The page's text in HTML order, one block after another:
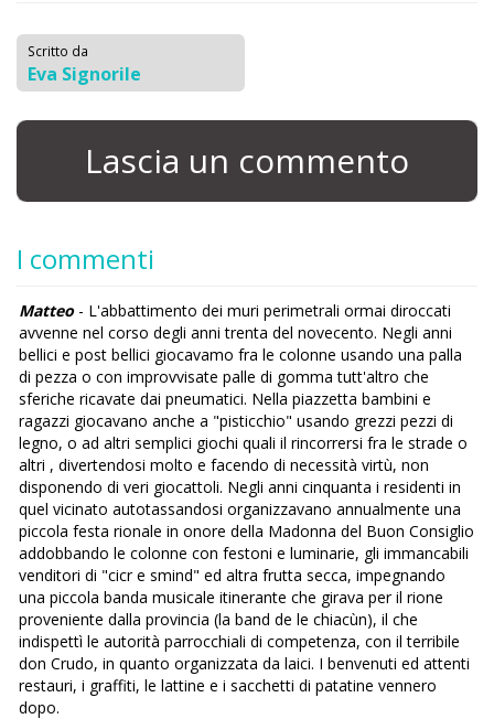
Scritto da
Eva Signorile
Lascia un commento
I commenti
Matteo- L'abbattimento dei muri perimetrali ormai diroccati
avvenne nel corso degli anni trenta del novecento. Negli anni
bellici e post bellici giocavamo fra le colonne usando una palla
di pezza o con improvvisate palle di gomma tutt'altro che
sferiche ricavate dai pneumatici. Nella piazzetta bambini e
ragazzi giocavano anche a "pisticchio" usando grezzi pezzi di
legno, o ad altri semplici giochi quali il rincorrersi fra le strade o
altri , divertendosi molto e facendo di necessità virtù, non
disponendo di veri giocattoli. Negli anni cinquanta i residenti in
quel vicinato autotassandosi organizzavano annualmente una
piccola festa rionale in onore della Madonna del Buon Consiglio
addobbando le colonne con festoni e luminarie, gli immancabili
venditori di "cicr e smind" ed altra frutta secca, impegnando
una piccola banda musicale itinerante che girava per il rione
proveniente dalla provincia (la band de le chiacùn), il che
indispettì le autorità parrocchiali di competenza, con il terribile
don Crudo, in quanto organizzata da laici. I benvenuti ed attenti
restauri, i graffiti, le lattine e i sacchetti di patatine vennero
dopo.